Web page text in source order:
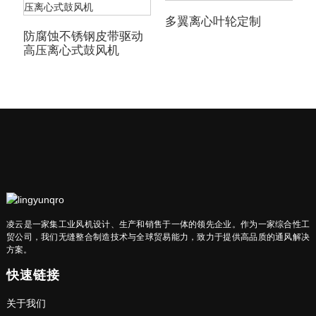
防腐蚀不锈钢皮带驱动
高压离心式鼓风机
多翼离心叶轮定制
凌云是一家集工业风机设计、生产和销售于一体的领先企业。作为一家综合性工
贸公司，我们无缝整合制造技术与全球贸易能力，致力于提供高品质的通风解决
方案。
快速链接
关于我们